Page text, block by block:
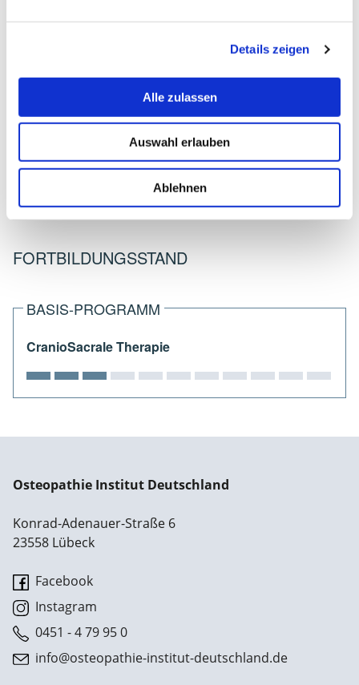
Details zeigen
Alle zulassen
Auswahl erlauben
Ablehnen
GÜNTHER, CORNELIA
Vordere Reuth 6
FORTBILDUNGSSTAND
BASIS-PROGRAMM
CranioSacrale Therapie
Osteopathie Institut Deutschland
Konrad-Adenauer-Straße 6
23558 Lübeck
Facebook
Instagram
0451 - 4 79 95 0
info@osteopathie-institut-deutschland.de